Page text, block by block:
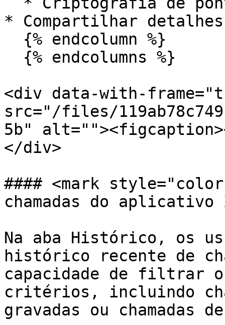
* Compartilhar detalhes
<div data-with-
src="/files/
5b"
</div>
#### <mark
chamadas do aplicativo
Na aba Histórico, os
histórico recente de
capacidade de filtrar
critérios, incluindo
gravadas ou chamadas